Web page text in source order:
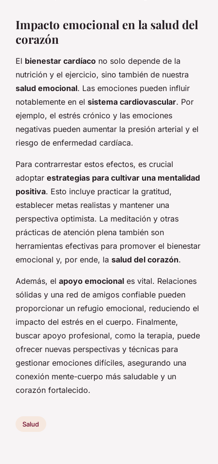
Impacto emocional en la salud del
corazón
El bienestar cardíaco no solo depende de la
nutrición y el ejercicio, sino también de nuestra
salud emocional. Las emociones pueden influir
notablemente en el sistema cardiovascular. Por
ejemplo, el estrés crónico y las emociones
negativas pueden aumentar la presión arterial y el
riesgo de enfermedad cardíaca.
Para contrarrestar estos efectos, es crucial
adoptar estrategias para cultivar una mentalidad
positiva. Esto incluye practicar la gratitud,
establecer metas realistas y mantener una
perspectiva optimista. La meditación y otras
prácticas de atención plena también son
herramientas efectivas para promover el bienestar
emocional y, por ende, la salud del corazón.
Además, el apoyo emocional es vital. Relaciones
sólidas y una red de amigos confiable pueden
proporcionar un refugio emocional, reduciendo el
impacto del estrés en el cuerpo. Finalmente,
buscar apoyo profesional, como la terapia, puede
ofrecer nuevas perspectivas y técnicas para
gestionar emociones difíciles, asegurando una
conexión mente-cuerpo más saludable y un
corazón fortalecido.
Salud